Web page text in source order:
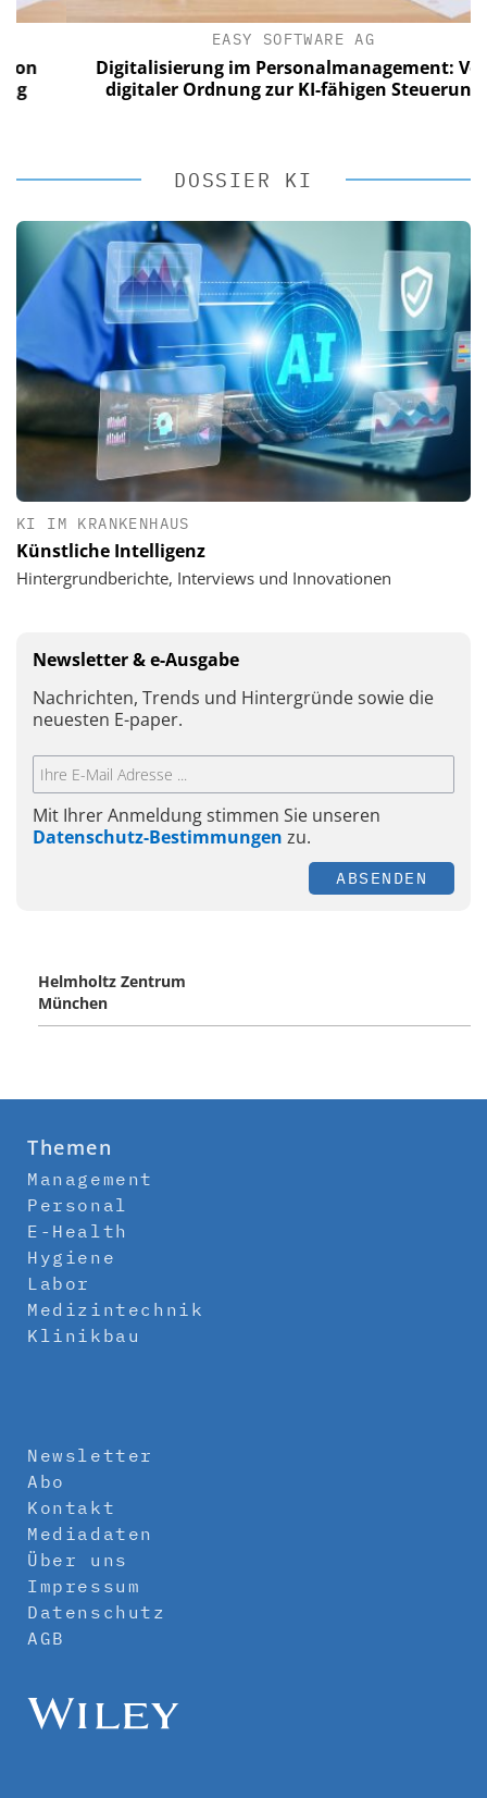
EASY SOFTWARE AG
Digitalisierung im Personalmanagement: Von
digitaler Ordnung zur KI-fähigen Steuerung
DOSSIER KI
KI IM KRANKENHAUS
Künstliche Intelligenz
Hintergrundberichte, Interviews und Innovationen
Newsletter & e-Ausgabe
Nachrichten, Trends und Hintergründe sowie die
neuesten E-paper.
Mit Ihrer Anmeldung stimmen Sie unseren
Datenschutz-Bestimmungen zu.
ABSENDEN
Helmholtz Zentrum
München
Themen
Management
Personal
E-Health
Hygiene
Labor
Medizintechnik
Klinikbau
Newsletter
Abo
Kontakt
Mediadaten
Über uns
Impressum
Datenschutz
AGB